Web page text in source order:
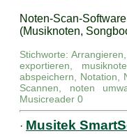
Noten-Scan-
(Musiknoten,
Stichworte:
exportieren,
abspeichern, Notation,
Scannen, noten
Musicreader 0
· Musitek